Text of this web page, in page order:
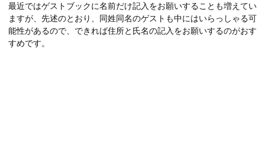
最近ではゲストブックに名前だけ記入をお願いすることも増えてい
ますが、先述のとおり、同姓同名のゲストも中にはいらっしゃる可
能性があるので、できれば住所と氏名の記入をお願いするのがおす
すめです。